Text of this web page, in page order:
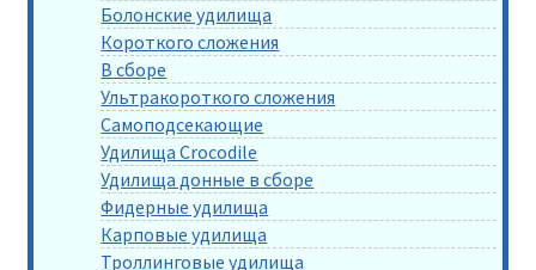
Болонские удилища
Короткого сложения
В сборе
Ультракороткого сложения
Самоподсекающие
Удилища Crocodile
Удилища донные в сборе
Фидерные удилища
Карповые удилища
Троллинговые удилища